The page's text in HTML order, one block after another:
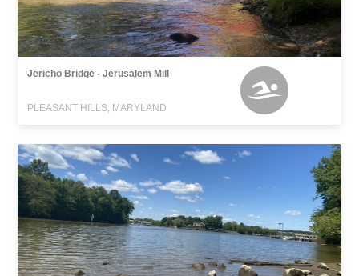
Jericho Bridge - Jerusalem Mill
PLEASANT HILLS, MARYLAND